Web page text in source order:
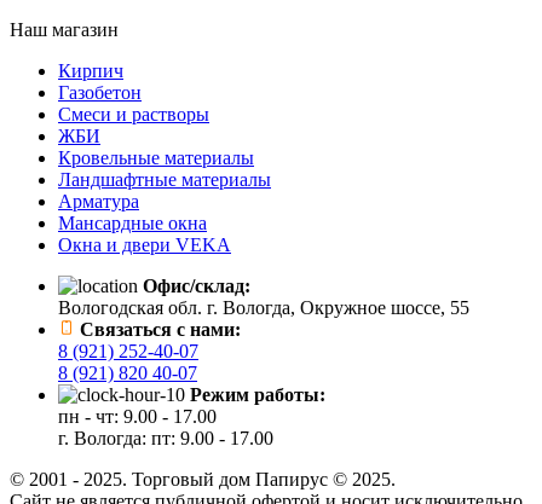
Наш магазин
Кирпич
Газобетон
Cмеси и растворы
ЖБИ
Кровельные материалы
Ландшафтные материалы
Арматура
Мансардные окна
Окна и двери VEKA
Офис/склад:
Вологодская обл. г. Вологда, Окружное шоссе, 55
Связаться с нами:
8 (921) 252-40-07
8 (921) 820 40-07
Режим работы:
пн - чт: 9.00 - 17.00
г. Вологда: пт: 9.00 - 17.00
© 2001 - 2025. Торговый дом Папирус © 2025.